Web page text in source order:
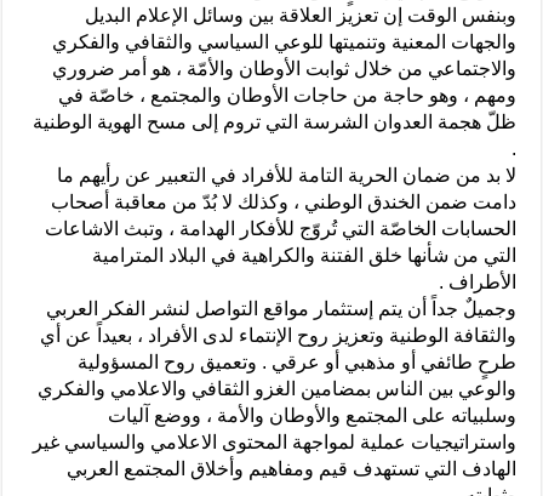
وبنفس الوقت إن تعزيز العلاقة بين وسائل الإعلام البديل
والجهات المعنية وتنميتها للوعي السياسي والثقافي والفكري
والاجتماعي من خلال ثوابت الأوطان والأمّة ، هو أمر ضروري
ومهم ، وهو حاجة من حاجات الأوطان والمجتمع ، خاصّة في
ظلّ هجمة العدوان الشرسة التي تروم إلى مسح الهوية الوطنية
.
لا بد من ضمان الحرية التامة للأفراد في التعبير عن رأيهم ما
دامت ضمن الخندق الوطني ، وكذلك لا بُدّ من معاقبة أصحاب
الحسابات الخاصّة التي تُروّج للأفكار الهدامة ، وتبث الاشاعات
التي من شأنها خلق الفتنة والكراهية في البلاد المترامية
الأطراف .
وجميلٌ جداً أن يتم إستثمار مواقع التواصل لنشر الفكر العربي
والثقافة الوطنية وتعزيز روح الإنتماء لدى الأفراد ، بعيداً عن أي
طرحٍ طائفي أو مذهبي أو عرقي . وتعميق روح المسؤولية
والوعي بين الناس بمضامين الغزو الثقافي والاعلامي والفكري
وسلبياته على المجتمع والأوطان والأمة ، ووضع آليات
واستراتيجيات عملية لمواجهة المحتوى الاعلامي والسياسي غير
الهادف التي تستهدف قيم ومفاهيم وأخلاق المجتمع العربي